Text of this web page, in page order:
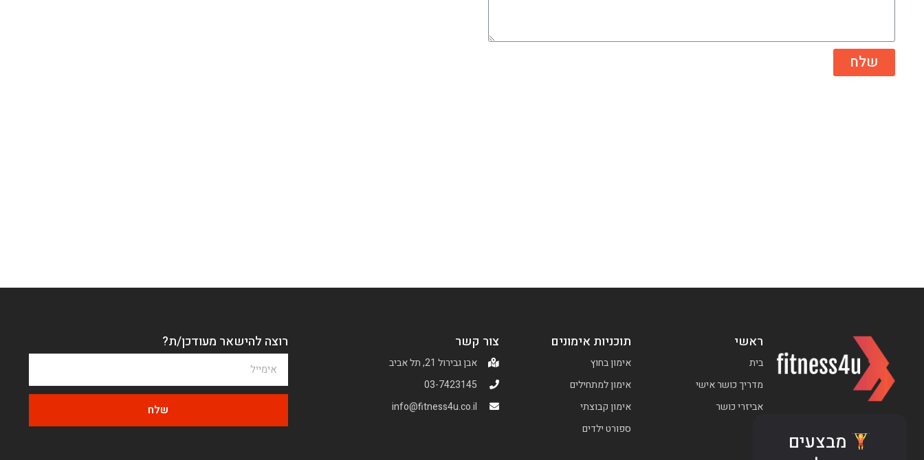
שלח
מבצעים
ראשי
בית
מדריך כושר אישי
אביזרי כושר
תוכניות אימונים
אימון בחוץ
אימון למתחילים
אימון קבוצתי
ספורט ילדים
צור קשר
אבן גבירול 21, תל אביב
03-7423145
info@fitness4u.co.il
רוצה להישאר מעודכן/ת?
שלח